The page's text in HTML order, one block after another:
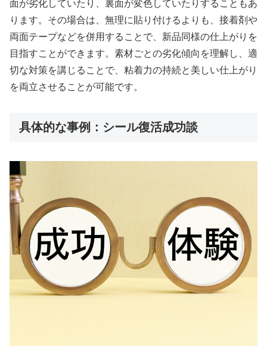
面が劣化していたり、裏面が変色していたりすることもあ
ります。その場合は、無理に貼り付けるよりも、接着剤や
両面テープなどを併用することで、新品同様の仕上がりを
目指すことができます。素材ごとの劣化傾向を理解し、適
切な対策を講じることで、粘着力の持続と美しい仕上がり
を両立させることが可能です。
具体的な事例：シール復活成功談